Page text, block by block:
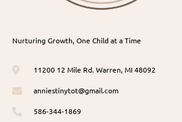
Nurturing Growth, One Child at a Time
11200 12 Mile Rd. Warren, MI 48092
anniestinytot@gmail.com
586-344-1869